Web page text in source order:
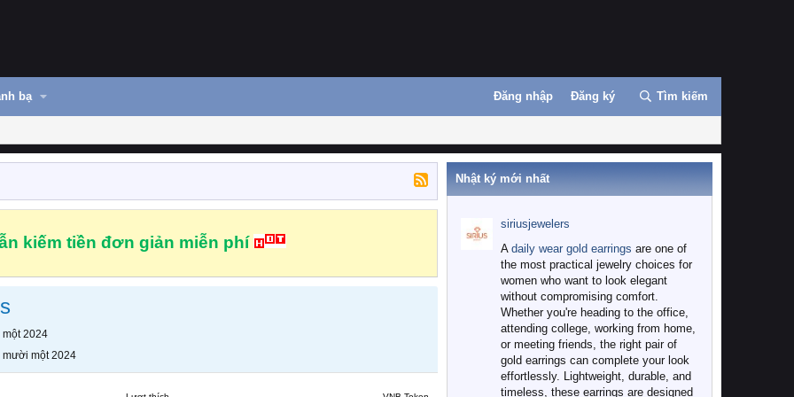
bạ Đăng nhập Đăng ký Tìm kiếm
kiếm tiền đơn giản miễn phí
2024
mười một 2024
Nhật ký mới nhất
siriusjewelers
A daily wear gold earrings are one of
the most practical jewelry choices for
women who want to look elegant
without compromising comfort.
Whether you're heading to the office,
attending college, working from home,
or meeting friends, the right pair of
gold earrings can complete your look
effortlessly. Lightweight, durable, and
timeless, these earrings are designed